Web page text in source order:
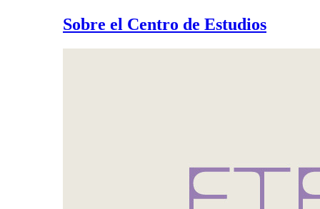
Sobre el Centro de Estudios